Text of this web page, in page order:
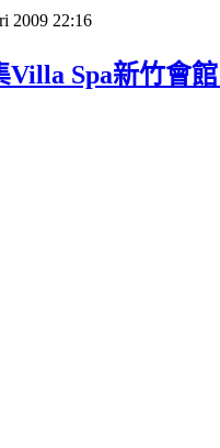
2009 22:16
Villa Spa新竹會